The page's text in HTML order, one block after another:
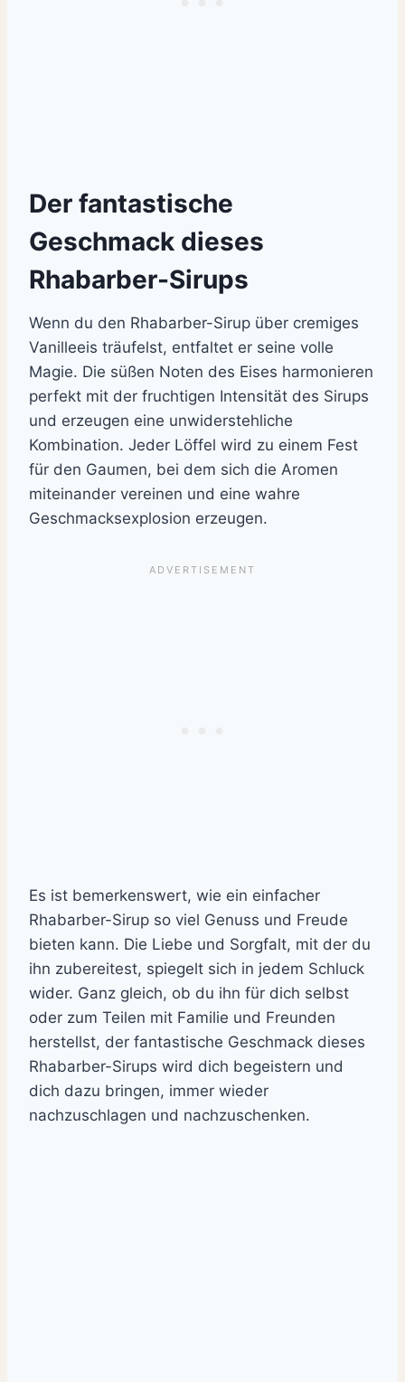
Der fantastische
Geschmack dieses
Rhabarber-Sirups
Wenn du den Rhabarber-Sirup über cremiges
Vanilleeis träufelst, entfaltet er seine volle
Magie. Die süßen Noten des Eises harmonieren
perfekt mit der fruchtigen Intensität des Sirups
und erzeugen eine unwiderstehliche
Kombination. Jeder Löffel wird zu einem Fest
für den Gaumen, bei dem sich die Aromen
miteinander vereinen und eine wahre
Geschmacksexplosion erzeugen.
Es ist bemerkenswert, wie ein einfacher
Rhabarber-Sirup so viel Genuss und Freude
bieten kann. Die Liebe und Sorgfalt, mit der du
ihn zubereitest, spiegelt sich in jedem Schluck
wider. Ganz gleich, ob du ihn für dich selbst
oder zum Teilen mit Familie und Freunden
herstellst, der fantastische Geschmack dieses
Rhabarber-Sirups wird dich begeistern und
dich dazu bringen, immer wieder
nachzuschlagen und nachzuschenken.